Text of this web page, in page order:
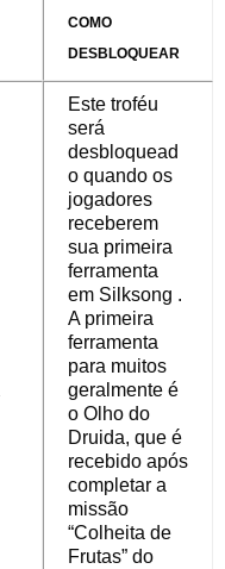
COMO
DESBLOQUEAR
Este troféu
será
desbloquead
o quando os
jogadores
receberem
sua primeira
ferramenta
em Silksong .
A primeira
ferramenta
para muitos
geralmente é
o Olho do
Druida, que é
recebido após
completar a
missão
“Colheita de
Frutas” do